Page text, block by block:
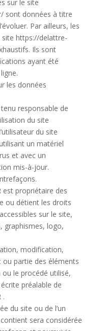
sur le site
sont données à titre
Par ailleurs, les
https://delattre-
Ils sont
ayant été
les données
responsable de
du site
du site
un matériel
et avec un
mis-à-jour.
est propriétaire des
ou détient les droits
sur le site,
graphismes, logo,
modification,
partie des éléments
le procédé utilisé,
préalable de
.
du site ou de l’un
sera considérée